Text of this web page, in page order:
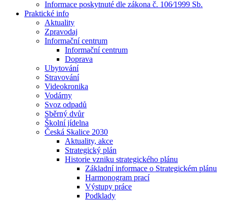
Informace poskytnuté dle zákona č. 106⁄1999 Sb.
Praktické info
Aktuality
Zpravodaj
Informační centrum
Informační centrum
Doprava
Ubytování
Stravování
Videokronika
Vodárny
Svoz odpadů
Sběrný dvůr
Školní jídelna
Česká Skalice 2030
Aktuality, akce
Strategický plán
Historie vzniku strategického plánu
Základní informace o Strategickém plánu
Harmonogram prací
Výstupy práce
Podklady